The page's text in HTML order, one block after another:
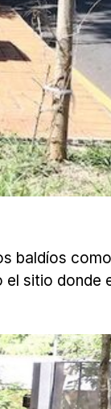
baldíos
sitio donde